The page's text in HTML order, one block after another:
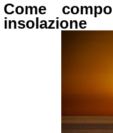
Come
insolazione